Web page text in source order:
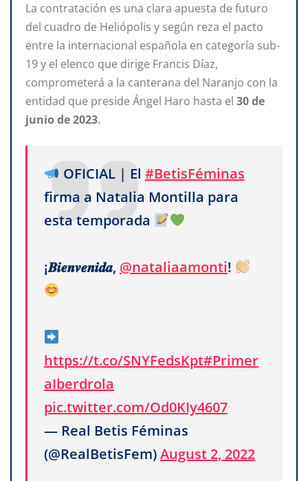
La contratación es una clara apuesta de futuro
del cuadro de Heliópolis y según reza el pacto
entre la internacional española en categoría sub-
19 y el elenco que dirige Francis Díaz,
comprometerá a la canterana del Naranjo con la
entidad que preside Ángel Haro hasta el 30de
junio de2023.
OFICIAL | El #BetisFéminas
firma a Natalia Montilla para
esta temporada
¡𝑩𝒊𝒆𝒏𝒗𝒆𝒏𝒊𝒅𝒂, @nataliaamonti!
https://t.co/SNYFedsKpt#Primer
aIberdrola
pic.twitter.com/Od0KIy4607
— Real Betis Féminas
(@RealBetisFem)August 2, 2022